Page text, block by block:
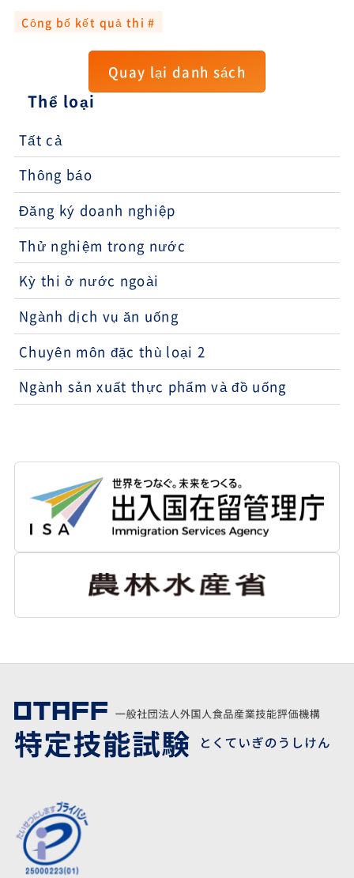
Công bố kết quả thi #
Quay lại danh sách
Thể loại
Tất cả
Thông báo
Đăng ký doanh nghiệp
Thử nghiệm trong nước
Kỳ thi ở nước ngoài
Ngành dịch vụ ăn uống
Chuyên môn đặc thù loại 2
Ngành sản xuất thực phẩm và đồ uống